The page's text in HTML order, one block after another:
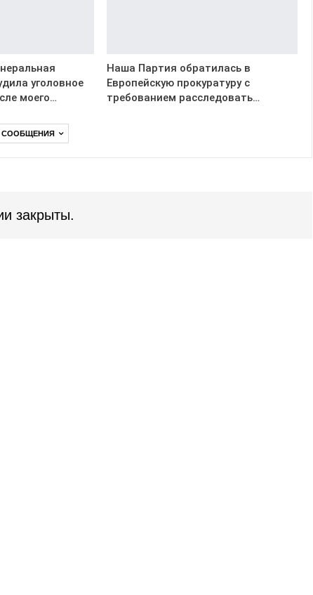
уголовное
моего…
Наша Партия обратилась в
Европейскую прокуратуру с
требованием расследовать…
СООБЩЕНИЯ
закрыты.